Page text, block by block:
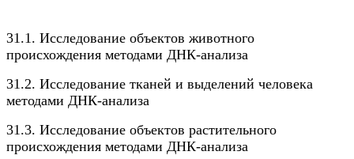
31.1. Исследование объектов животного
происхождения методами ДНК-анализа
31.2. Исследование тканей и выделений человека
методами ДНК-анализа
31.3. Исследование объектов растительного
происхождения методами ДНК-анализа